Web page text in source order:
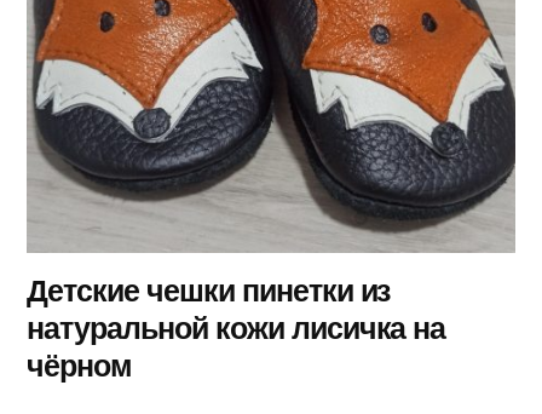
Детские чешки пинетки из
натуральной кожи лисичка на
чёрном